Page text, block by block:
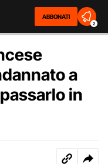
ABBONATI
2
a
in